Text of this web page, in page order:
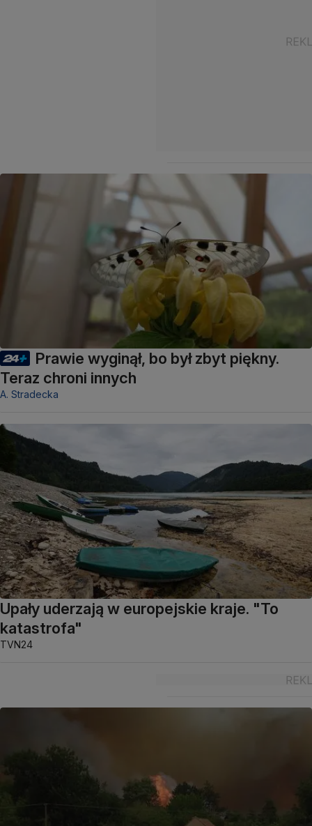
Prawie wyginął, bo był zbyt piękny.
Teraz chroni innych
A. Stradecka
Upały uderzają w europejskie kraje. "To
katastrofa"
TVN24